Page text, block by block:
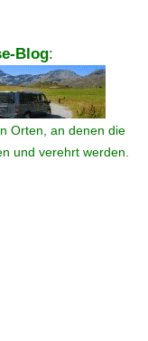
Blog:
Orten, an denen die
und verehrt werden.